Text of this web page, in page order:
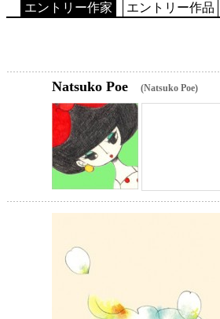
エントリー作家 エントリー作品
Natsuko Poe (Natsuko Poe)